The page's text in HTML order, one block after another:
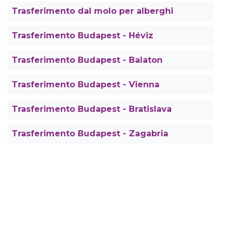
Trasferimento dal molo per alberghi
Trasferimento Budapest - Héviz
Trasferimento Budapest - Balaton
Trasferimento Budapest - Vienna
Trasferimento Budapest - Bratislava
Trasferimento Budapest - Zagabria